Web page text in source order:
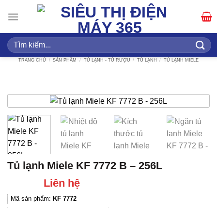
qua
dung
Tìm
kiếm:
TRANG CHỦ / SẢN PHẨM / TỦ LẠNH - TỦ RƯỢU / TỦ LẠNH / TỦ LẠNH MIELE
Tủ lạnh Miele KF 7772 B – 256L
Liên hệ
Mã sản phẩm: KF 7772